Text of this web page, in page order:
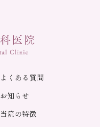
よくある質問
お知らせ
当院の特徴